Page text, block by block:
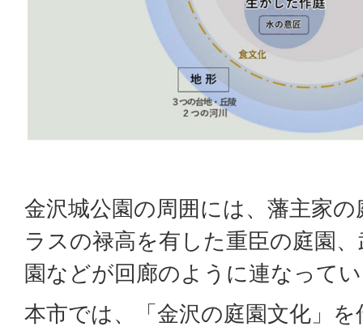
金沢城公園の周囲には、藩主家
ラスの禄高を有した重臣の庭園
園などが回廊のように連なって
本市では、「金沢の庭園文化」